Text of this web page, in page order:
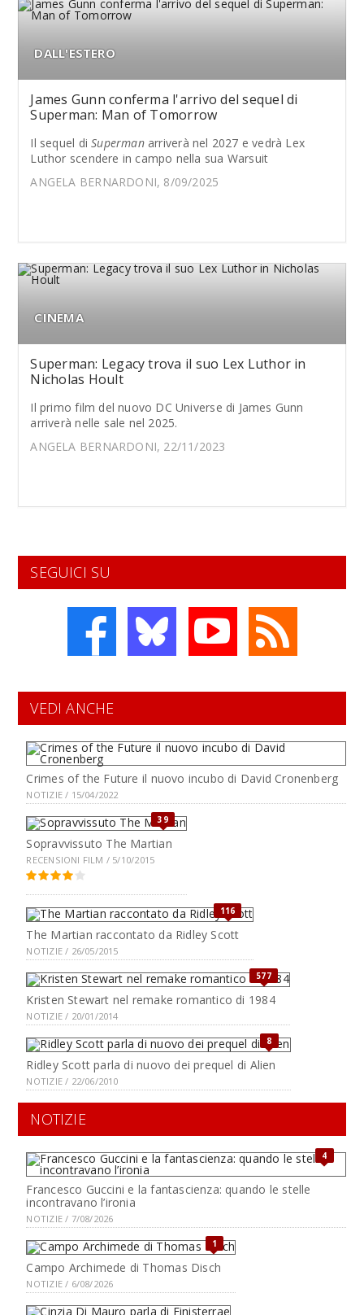
DALL'ESTERO
James Gunn conferma l'arrivo del sequel di
Superman: Man of Tomorrow
Il sequel diSupermanarriverà nel 2027 e vedrà Lex
Luthor scendere in campo nella sua Warsuit
ANGELA BERNARDONI, 8/09/2025
CINEMA
Superman: Legacy trova il suo Lex Luthor in
Nicholas Hoult
Il primo film del nuovo DC Universe di James Gunn
arriverà nelle sale nel 2025.
ANGELA BERNARDONI, 22/11/2023
SEGUICI SU
VEDI ANCHE
Crimes of the Future il nuovo incubo di David Cronenberg
NOTIZIE / 15/04/2022
39
Sopravvissuto The Martian
RECENSIONI FILM / 5/10/2015
116
The Martian raccontato da Ridley Scott
NOTIZIE / 26/05/2015
577
Kristen Stewart nel remake romantico di 1984
NOTIZIE / 20/01/2014
8
Ridley Scott parla di nuovo dei prequel di Alien
NOTIZIE / 22/06/2010
NOTIZIE
4
Francesco Guccini e la fantascienza: quando le stelle
incontravano l’ironia
NOTIZIE / 7/08/2026
1
Campo Archimede di Thomas Disch
NOTIZIE / 6/08/2026